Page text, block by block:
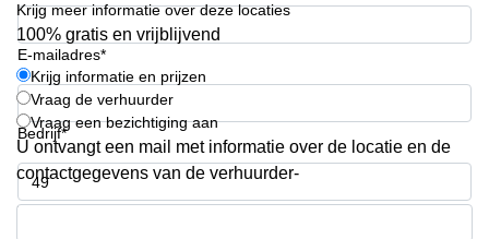
Locaux
commerciaux
à louer en
Bruxelles
Kantoor
te huur
in Sint-
Niklaas
E-mailadres*
Bedrijf*
Telefoonnummer*
Krijg meer informatie over deze locaties
100% gratis en vrijblijvend
Krijg informatie en prijzen
Vraag de verhuurder
Vraag een bezichtiging aan
U ontvangt een mail met informatie over de locatie en de
contactgegevens van de verhuurder-